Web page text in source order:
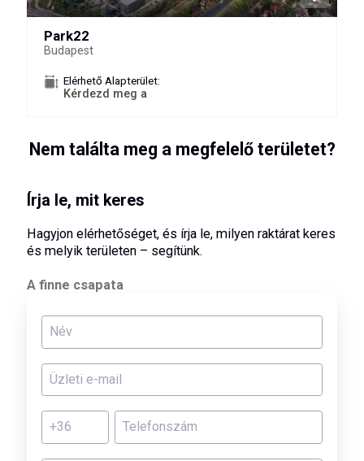
Park22
Budapest
Elérhető Alapterület:
Kérdezd meg a
Nem találta meg a megfelelő területet?
Írja le, mit keres
Hagyjon elérhetőséget, és írja le, milyen raktárat keres
és melyik területen – segítünk.
A finne csapata